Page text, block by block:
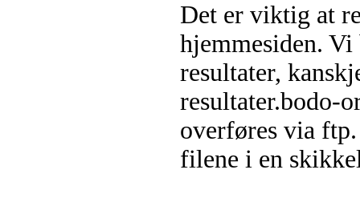
Det er viktig at
hjemmesiden.
resultater,
resultater.bodo-
overføres via ftp.
filene i en